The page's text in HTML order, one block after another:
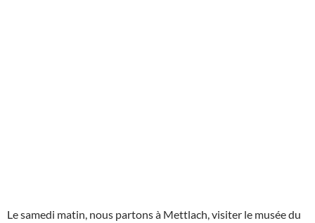
Le samedi matin, nous partons à Mettlach, visiter le musée du